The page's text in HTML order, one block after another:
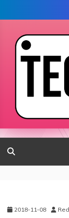
2018-11-08